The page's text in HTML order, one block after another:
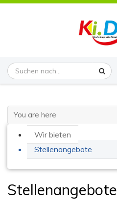
You are here
Wir bieten
Stellenangebote
Stellenangebote